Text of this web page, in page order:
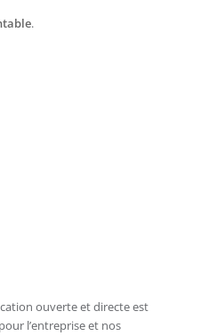
.
ouverte et directe est
l’entreprise et nos